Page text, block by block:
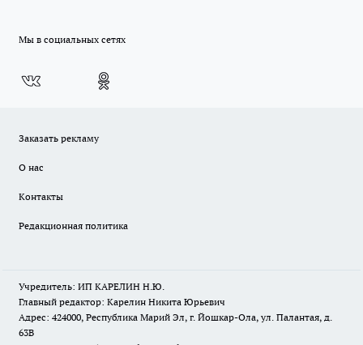
Мы в социальных сетях
Заказать рекламу
О нас
Контакты
Редакционная политика
Учредитель: ИП КАРЕЛИН Н.Ю.
Главный редактор: Карелин Никита Юрьевич
Адрес: 424000, Республика Марий Эл, г. Йошкар-Ола, ул. Палантая, д.
63В